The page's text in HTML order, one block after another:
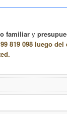
familiar y
819 098 luego